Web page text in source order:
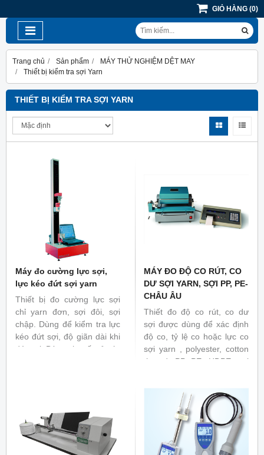
GIỎ HÀNG (0)
Trang chủ Sản phẩm
MÁY THỬ NGHIỆM DỆT MAY
Thiết bị kiểm tra sợi Yarn
THIẾT BỊ KIỂM TRA SỢI YARN
Máy đo cường lực sợi,
lực kéo đứt sợi yarn
Thiết bị đo cường lực sợi
chỉ yarn đơn, sợi đôi, sợi
chập. Dùng để kiểm tra lực
kéo đứt sợi, độ giãn dài khi
đứt sợi. Dùng cho tất cả các
1578, ASTM D 2653, ASTM
D 3106, ASTM D 2731,
ASTM D 4034, ASTM D
5344, ASTM D 6720, ISO
MÁY ĐO ĐỘ CO RÚT, CO
DƯ SỢI YARN, SỢI PP, PE-
CHÂU ÂU
Thiết đo độ co rút, co dư
sợi được dùng để xác định
độ co, tỷ lệ co hoặc lực co
sợi yarn , polyester, cotton
thread, PP, PE, HDPE, sợi